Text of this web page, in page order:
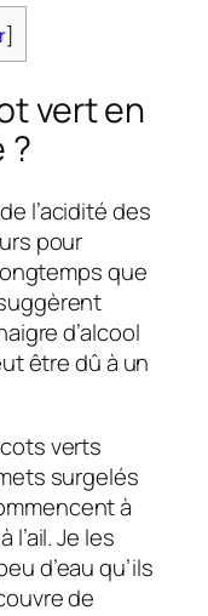
]
vert en
?
l’acidité des
pour
que
d’alcool
être dû à un
verts
surgelés
à
Je les
d’eau qu’ils
de